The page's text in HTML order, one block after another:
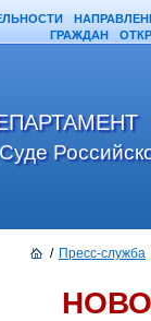
ГРАЖДАН
/ Пресс-служба